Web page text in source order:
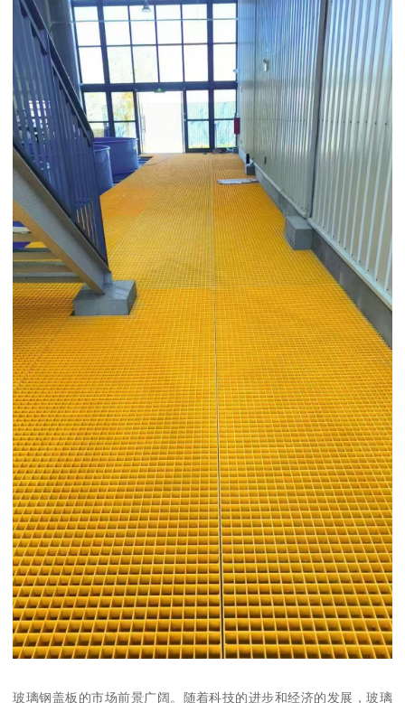
玻璃钢盖板的市场前景广阔。随着科技的进步和经济的发展，玻璃